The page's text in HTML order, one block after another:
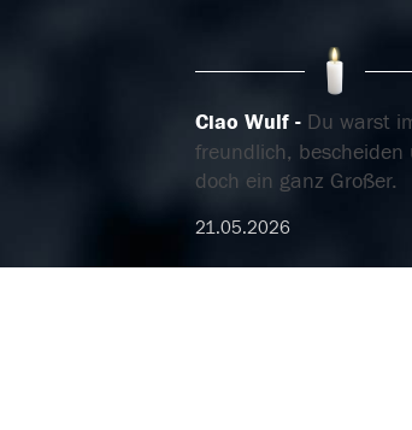
Ciao Wulf
Du warst
freundlich, bescheiden
doch ein ganz Großer.
21.05.2026